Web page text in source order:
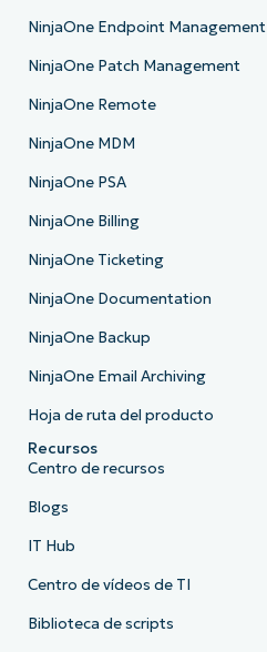
NinjaOne Endpoint Management
NinjaOne Patch Management
NinjaOne Remote
NinjaOne MDM
NinjaOne PSA
NinjaOne Billing
NinjaOne Ticketing
NinjaOne Documentation
NinjaOne Backup
NinjaOne Email Archiving
Hoja de ruta del producto
Recursos
Centro de recursos
Blogs
IT Hub
Centro de vídeos de TI
Biblioteca de scripts